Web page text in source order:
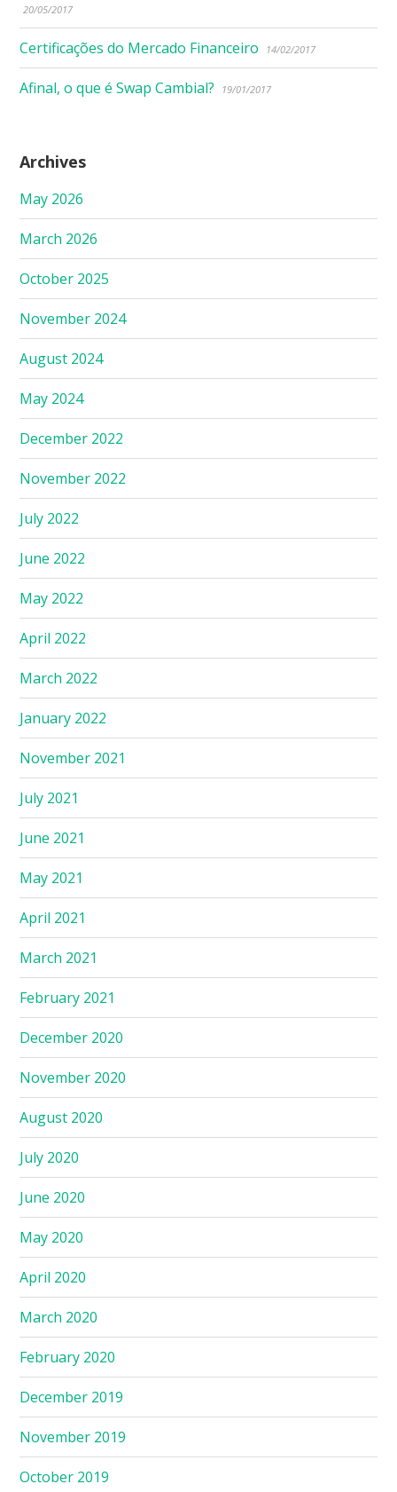
20/05/2017
Certificações do Mercado Financeiro 14/02/2017
Afinal, o que é Swap Cambial? 19/01/2017
Archives
May 2026
March 2026
October 2025
November 2024
August 2024
May 2024
December 2022
November 2022
July 2022
June 2022
May 2022
April 2022
March 2022
January 2022
November 2021
July 2021
June 2021
May 2021
April 2021
March 2021
February 2021
December 2020
November 2020
August 2020
July 2020
June 2020
May 2020
April 2020
March 2020
February 2020
December 2019
November 2019
October 2019